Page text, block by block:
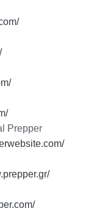
Prepper